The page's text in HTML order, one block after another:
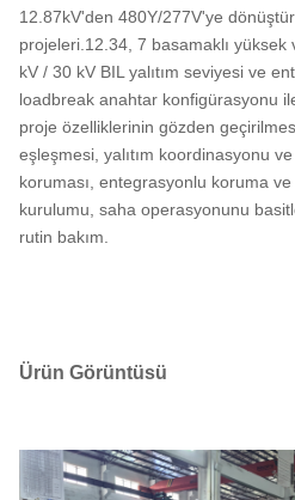
12.87kV'den 480Y/277V'ye
projeleri.12.34, 7 basamaklı yüksek
kV / 30 kV BIL yalıtım seviyesi ve
loadbreak anahtar konfigürasyonu
proje özelliklerinin gözden
eşleşmesi, yalıtım koordinasyonu
koruması, entegrasyonlu koruma
kurulumu, saha operasyonunu
rutin bakım.
Ürün Görüntüsü